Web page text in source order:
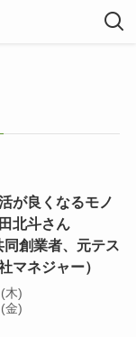
が良くなるモノ
北斗さん
同創業者、元テス
マネジャー）
木)
金)